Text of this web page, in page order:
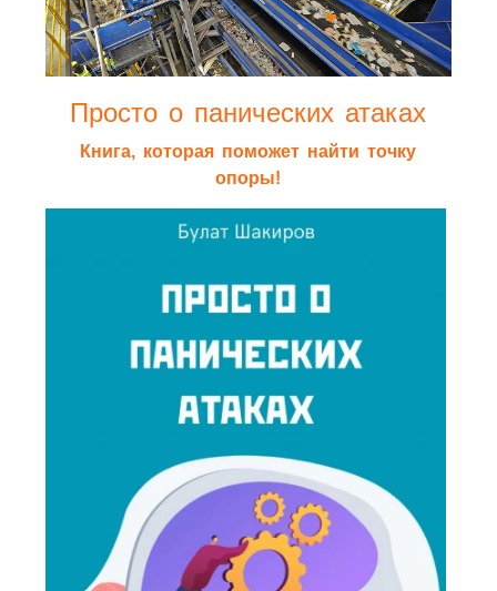
Просто о панических атаках
Книга, которая поможет найти точку
опоры!